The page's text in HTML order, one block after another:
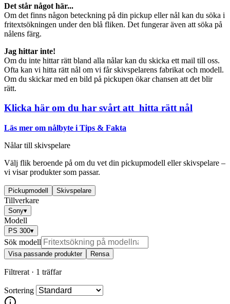
Det står något här...
Om det finns någon beteckning på din pickup eller nål kan du söka i
fritextsökningen under den blå fliken. Det fungerar även att söka på
nålens färg.
Jag hittar inte!
Om du inte hittar rätt bland alla nålar kan du skicka ett mail till oss.
Ofta kan vi hitta rätt nål om vi får skivspelarens fabrikat och modell.
Om du skickar med en bild på pickupen ökar chansen att det blir
rätt.
Klicka här om du har svårt att hitta rätt nål
Läs mer om nålbyte i Tips & Fakta
Nålar till skivspelare
Välj flik beroende på om du vet din pickupmodell eller skivspelare –
vi visar produkter som passar.
Pickupmodell Skivspelare
Tillverkare
Sony▾
Modell
PS 300▾
Sök modell
Visa passande produkter Rensa
Filtrerat · 1 träffar
Sortering